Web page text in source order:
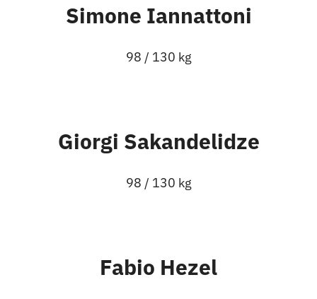
Simone Iannattoni
98 / 130 kg
Giorgi Sakandelidze
98 / 130 kg
Fabio Hezel